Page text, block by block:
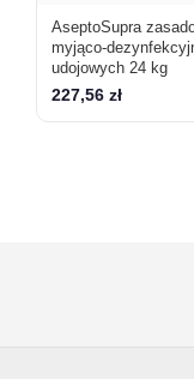
AseptoSupra
myjąco-
udojowych 24 kg
227,56 zł